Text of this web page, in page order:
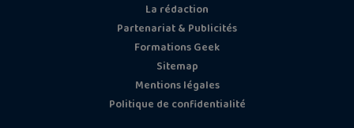
La rédaction
Partenariat & Publicités
Formations Geek
Sitemap
Mentions légales
Politique de confidentialité